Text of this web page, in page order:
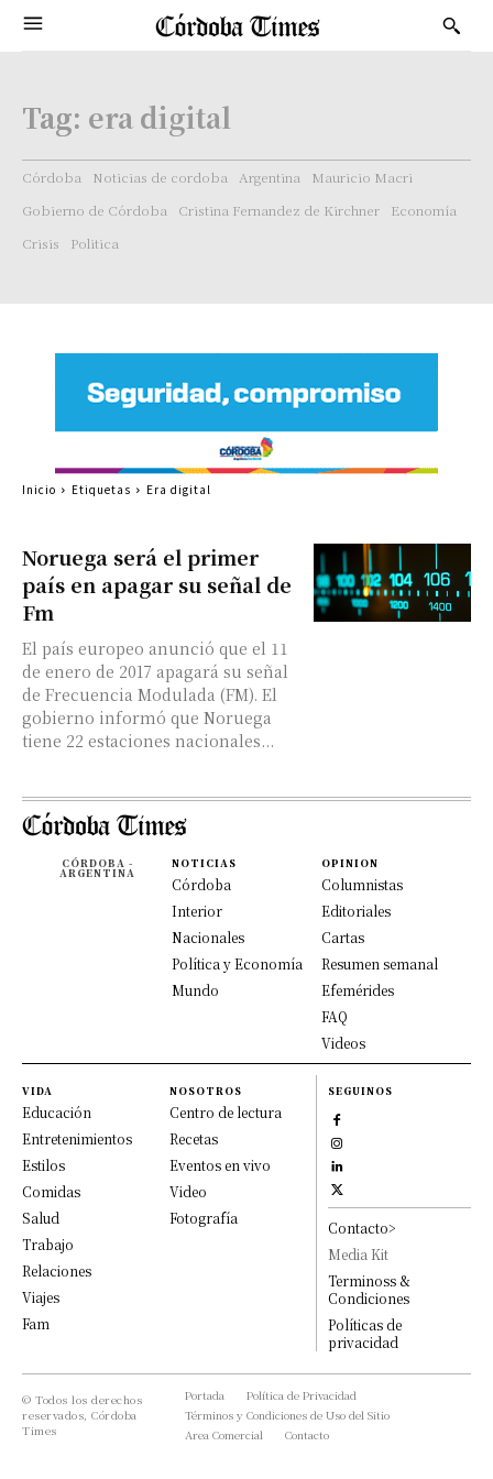
Tag: era digital
Córdoba Noticias de cordoba Argentina
Mauricio Macri
Gobierno de Córdoba
Cristina Fernandez de Kirchner
Economía
Crisis
Politica
Noruega será el primer
país en apagar su señal de
Fm
El país europeo anunció que el 11
de enero de 2017 apagará su señal
de Frecuencia Modulada (FM). El
gobierno informó que Noruega
tiene 22 estaciones nacionales...
Inicio Etiquetas Era digital
CÓRDOBA -
ARGENTINA
NOTICIAS
Córdoba
Interior
Nacionales
Política y Economía
Mundo
OPINION
Columnistas
Editoriales
Cartas
Resumen semanal
Efemérides
FAQ
Videos
VIDA
Educación
Entretenimientos
Estilos
Comidas
Salud
Trabajo
Relaciones
Viajes
Fam
NOSOTROS
Centro de lectura
Recetas
Eventos en vivo
Video
Fotografía
SEGUINOS
Contacto>
Media Kit
Terminoss &
Condiciones
Políticas de
privacidad
© Todos los derechos
reservados, Córdoba
Times
Portada
Política de Privacidad
Términos y Condiciones de Uso del Sitio
Area Comercial
Contacto